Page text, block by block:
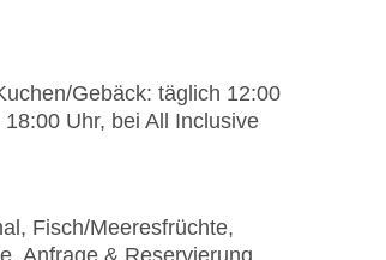
Gebäck: täglich 12:00
Uhr, bei All Inclusive
Fisch/Meeresfrüchte,